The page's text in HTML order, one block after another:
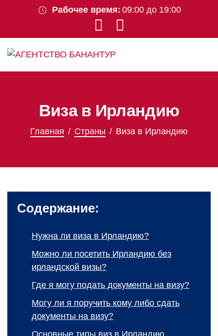
Рабочее время: 09:00 до 19:00
Виза в Ирландию
Главная Страны Виза в Ирландию
Содержание:
Нужна ли виза в Ирландию?
Можно ли посетить Ирландию без
ирландской визы?
Где я могу подать документы на визу?
Могу ли я поручить кому либо сдать
документы на визу?
Основные типы виз в Ирландию